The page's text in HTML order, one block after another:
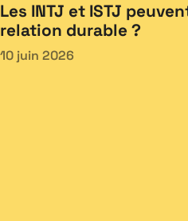
Les INTJ et ISTJ
relation durable ?
10 juin 2026